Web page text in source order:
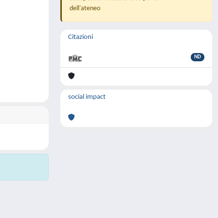
dell'ateneo
Citazioni
ND
social impact